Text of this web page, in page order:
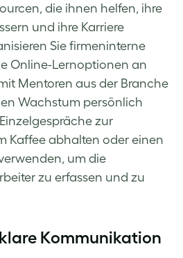
die ihnen helfen, ihre
und ihre Karriere
Sie firmeninterne
Online-Lernoptionen an
Mentoren aus der Branche
Wachstum persönlich
zur
Kaffee abhalten oder einen
um die
zu erfassen und zu
Kommunikation